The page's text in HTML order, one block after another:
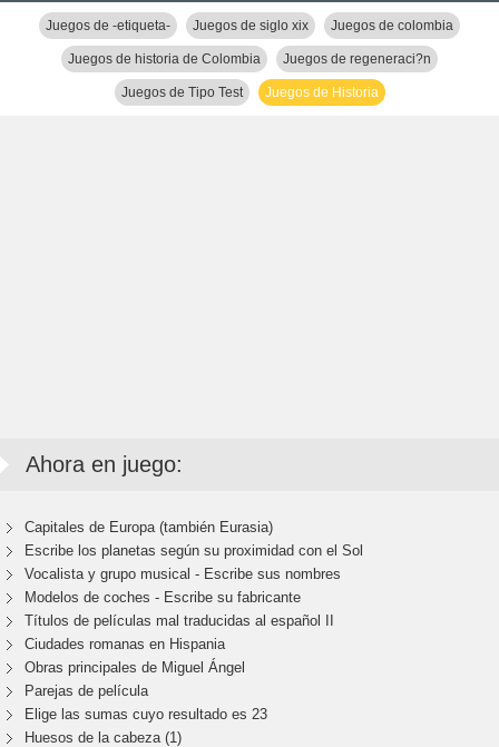
Juegos de -etiqueta- Juegos de siglo xix Juegos de colombia
Juegos de historia de Colombia Juegos de regeneraci?n
Juegos de Tipo Test Juegos de Historia
Ahora en juego:
Capitales de Europa (también Eurasia)
Escribe los planetas según su proximidad con el Sol
Vocalista y grupo musical - Escribe sus nombres
Modelos de coches - Escribe su fabricante
Títulos de películas mal traducidas al español II
Ciudades romanas en Hispania
Obras principales de Miguel Ángel
Parejas de película
Elige las sumas cuyo resultado es 23
Huesos de la cabeza (1)